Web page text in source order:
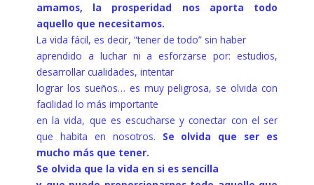
amamos, la prosperidad nos aporta todo
aquello que necesitamos.
La vida fácil, es decir, “tener de todo” sin haber
aprendido a luchar ni a esforzarse por: estudios,
desarrollar cualidades, intentar
lograr los sueños… es muy peligrosa, se olvida con
facilidad lo más importante
en la vida, que es escucharse y conectar con el ser
que habita en nosotros. Se olvida que ser es
mucho más que tener.
Se olvida que la vida en si es sencilla